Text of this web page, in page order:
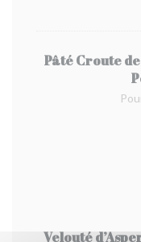
Pâté Croute
Velouté